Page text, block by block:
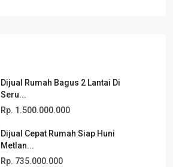
Dijual Rumah Bagus 2 Lantai Di
Seru...
Rp. 1.500.000.000
Dijual Cepat Rumah Siap Huni
Metlan...
Rp. 735.000.000